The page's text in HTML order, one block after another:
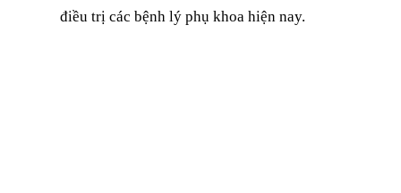
điều trị các bệnh lý phụ khoa hiện nay.